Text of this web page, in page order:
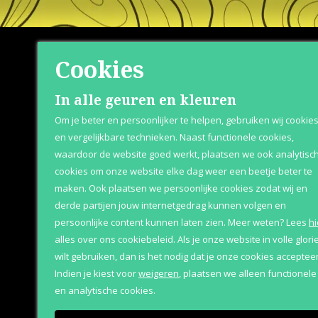
Shop
Herenparfum
Damesparfum
Merken
Geschenksets
Aanbiedingen
Over
Retourneren
Bezorging
Cookies
In alle geuren en kleuren
Om je beter en persoonlijker te helpen, gebruiken wij cookies
en vergelijkbare technieken. Naast functionele cookies,
waardoor de website goed werkt, plaatsen we ook
cookies om onze website elke dag weer een beetje beter te
maken. Ook plaatsen we persoonlijke cookies zodat wij en
derde partijen jouw internetgedrag kunnen volgen en
persoonlijke content kunnen laten zien. Meer weten?Lees
alles over ons cookiebeleid. Als je onze website in volle glorie
wilt gebruiken, dan is het nodig dat je onze cookies
Indien je kiest voorweigeren,plaatsen we alleen functionele
en analytische cookies.